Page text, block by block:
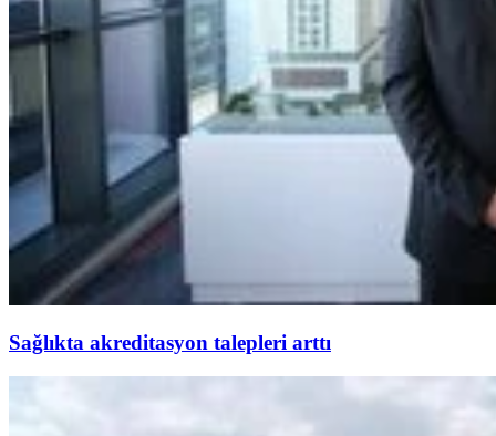
Sağlıkta akreditasyon talepleri arttı